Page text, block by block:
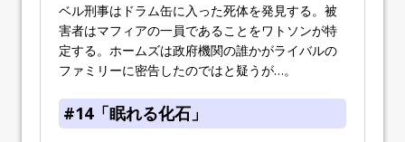
ベル刑事はドラム缶に入った死体を発見する。被
害者はマフィアの一員であることをワトソンが特
定する。ホームズは政府機関の誰かがライバルの
ファミリーに密告したのではと疑うが…。
#14「眠れる化石」